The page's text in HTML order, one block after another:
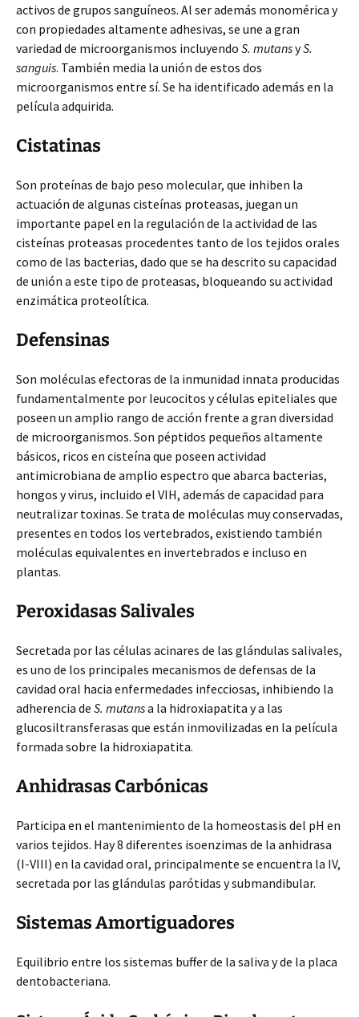
activos de grupos sanguíneos. Al ser además monomérica y
con propiedades altamente adhesivas, se une a gran
variedad de microorganismos incluyendo S. mutansyS.
sanguis. También media la unión de estos dos
microorganismos entre sí. Se ha identificado además en la
película adquirida.
Cistatinas
Son proteínas de bajo peso molecular, que inhiben la
actuación de algunas cisteínas proteasas, juegan un
importante papel en la regulación de la actividad de las
cisteínas proteasas procedentes tanto de los tejidos orales
como de las bacterias, dado que se ha descrito su capacidad
de unión a este tipo de proteasas, bloqueando su actividad
enzimática proteolítica.
Defensinas
Son moléculas efectoras de la inmunidad innata producidas
fundamentalmente por leucocitos y células epiteliales que
poseen un amplio rango de acción frente a gran diversidad
de microorganismos. Son péptidos pequeños altamente
básicos, ricos en cisteína que poseen actividad
antimicrobiana de amplio espectro que abarca bacterias,
hongos y virus, incluido el VIH, además de capacidad para
neutralizar toxinas. Se trata de moléculas muy conservadas,
presentes en todos los vertebrados, existiendo también
moléculas equivalentes en invertebrados e incluso en
plantas.
Peroxidasas Salivales
Secretada por las células acinares de las glándulas salivales,
es uno de los principales mecanismos de defensas de la
cavidad oral hacia enfermedades infecciosas, inhibiendo la
adherencia de S. mutansa la hidroxiapatita y a las
glucosiltransferasas que están inmovilizadas en la película
formada sobre la hidroxiapatita.
Anhidrasas Carbónicas
Participa en el mantenimiento de la homeostasis del pH en
varios tejidos. Hay 8 diferentes isoenzimas de la anhidrasa
(I-VIII) en la cavidad oral, principalmente se encuentra la IV,
secretada por las glándulas parótidas y submandibular.
Sistemas Amortiguadores
Equilibrio entre los sistemas buffer de la saliva y de la placa
dentobacteriana.